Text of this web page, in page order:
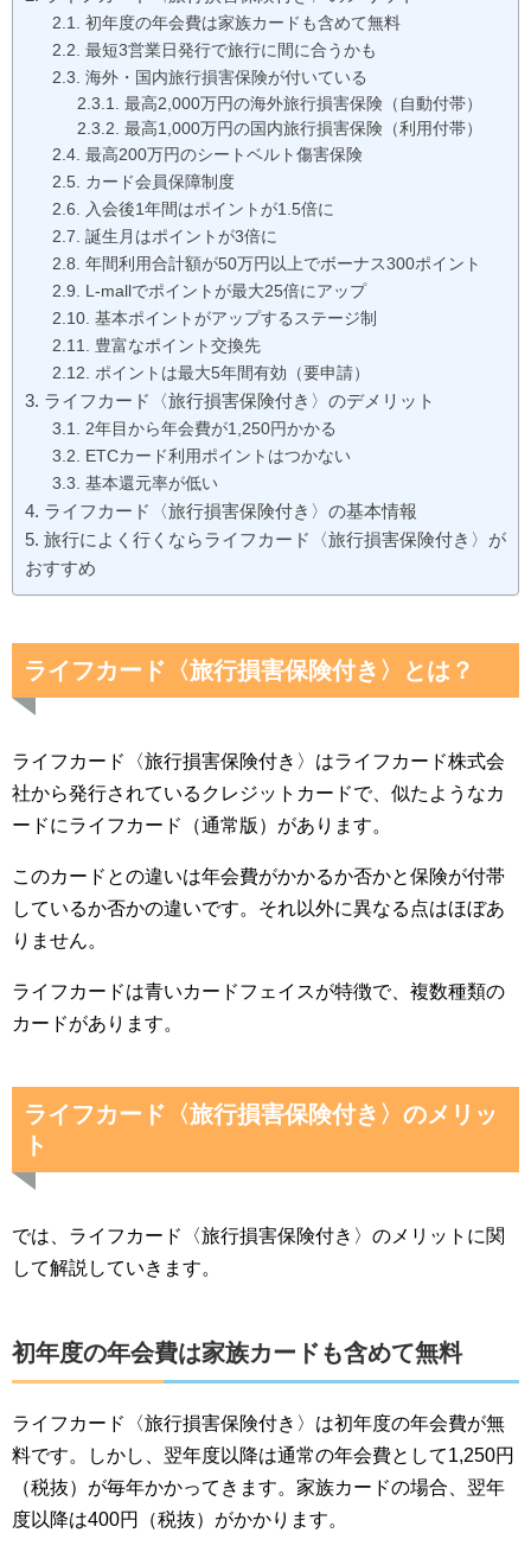
初年度の年会費は家族カードも含めて無料
最短3営業日発行で旅行に間に合うかも
海外・国内旅行損害保険が付いている
最高2,000万円の海外旅行損害保険（自動付帯）
最高1,000万円の国内旅行損害保険（利用付帯）
最高200万円のシートベルト傷害保険
カード会員保障制度
入会後1年間はポイントが1.5倍に
誕生月はポイントが3倍に
年間利用合計額が50万円以上でボーナス300ポイント
L-mallでポイントが最大25倍にアップ
基本ポイントがアップするステージ制
豊富なポイント交換先
ポイントは最大5年間有効（要申請）
ライフカード〈旅行損害保険付き〉のデメリット
2年目から年会費が1,250円かかる
ETCカード利用ポイントはつかない
基本還元率が低い
ライフカード〈旅行損害保険付き〉の基本情報
旅行によく行くならライフカード〈旅行損害保険付き〉が
おすすめ
ライフカード〈旅行損害保険付き〉とは？
ライフカード〈旅行損害保険付き〉はライフカード株式会
社から発行されているクレジットカードで、似たようなカ
ードにライフカード（通常版）があります。
このカードとの違いは年会費がかかるか否かと保険が付帯
しているか否かの違いです。それ以外に異なる点はほぼあ
りません。
ライフカードは青いカードフェイスが特徴で、複数種類の
カードがあります。
ライフカード〈旅行損害保険付き〉のメリッ
ト
では、ライフカード〈旅行損害保険付き〉のメリットに関
して解説していきます。
初年度の年会費は家族カードも含めて無料
ライフカード〈旅行損害保険付き〉は初年度の年会費が無
料です。しかし、翌年度以降は通常の年会費として1,250円
（税抜）が毎年かかってきます。家族カードの場合、翌年
度以降は400円（税抜）がかかります。